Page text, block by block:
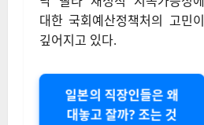
대한 국회예산정책처의 고민이
깊어지고 있다.
일본의 직장인들은 왜
대놓고 잘까? 조는 것